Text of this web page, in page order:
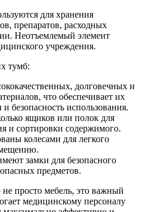
для хранения
препаратов, расходных
Неотъемлемый элемент
учреждения.
тумб:
долговечных и
что обеспечивает их
безопасность использования.
ящиков или полок для
и сортировки содержимого.
колесами для легкого
замки для безопасного
предметов.
просто мебель, это важный
медицинскому персоналу